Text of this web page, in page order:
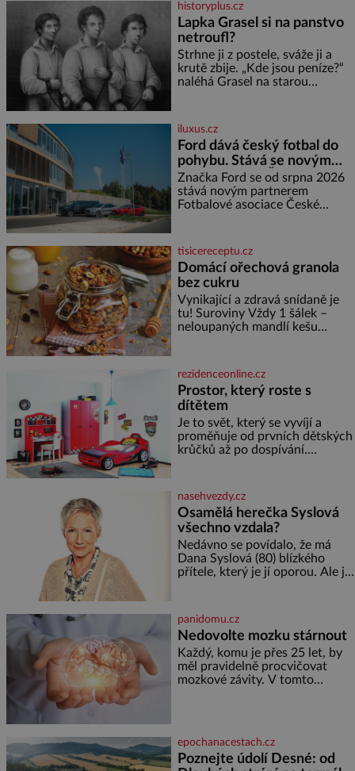
někdy dokonce téměř černá. Až
díky stovkám let pečlivého
šlechtění se z ní stává zelenina,
bez které si českou zahradu ani
nedokážeme představit. Její
příběh je
historyplus.cz
Lapka Grasel si na panstvo
netroufl?
Strhne ji z postele, sváže ji a
krutě zbije. „Kde jsou peníze?“
naléhá Grasel na starou
nemůže, protože žádné nemá,
spokojí se lupič s několika
měďáky a štůčky látky. Zraněná
žena pár dní nato umírá. Je to
muž nebývale krutý. Jeho činy
budí hrůzu ještě dlouho po jeho
smrti
iluxus.cz
Ford dává český fotbal do
pohybu. Stává se novým
partnerem FAČR
Značka Ford se od srpna 2026
stává novým partnerem
Fotbalové asociace České
asociace, reprezentačních týmů
i českého fotbalu v regionech.
Partner
tisicereceptu.cz
Domácí ořechová granola
bez cukru
Vynikající a zdravá snídaně je
tu! Suroviny Vždy 1 šálek –
neloupaných mandlí kešu
semínek dýně rozinek 3 šálky
ovesných vloček 1 lžíce mlet
rezidenceonline.cz
Prostor, který roste s
dítětem
Je to svět, který se vyvíjí a
proměňuje od prvních dětských
krůčků až po dospívání.
soustředění i odpočinek a
reaguje na každou etapu života
a specifické potřeby dítěte. Pro
nejmenší je klíčová
jednoduchost, měkkost a
bezpečí, proto by pokoj
miminka měl působit především
nasehvezdy.cz
Osamělá herečka Syslová
všechno vzdala?
Nedávno se povídalo, že má
Dana Syslová (80) blízkého
přítele, který je jí oporou. Ale je
častěji mluví o svém odchodu.
Dohnala ji snad samota? Půs
panidomu.cz
Nedovolte mozku stárnout
Každý, komu je přes 25 let, by
měl pravidelně procvičovat
mozkové závity. V tomto
marně v paměti lovíte název
knížky, kterou jste nedávno
epochanacestach.cz
Poznejte údolí Desné: od